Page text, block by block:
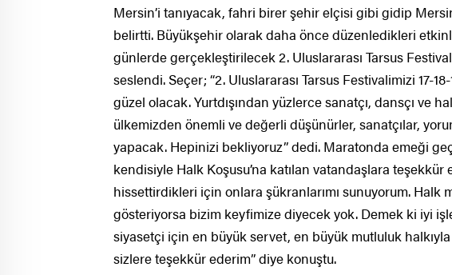
Mersin’i tanıyacak, fahri birer şehir elçisi gibi gidip
belirtti. Büyükşehir olarak daha önce düzenledikleri
günlerde gerçekleştirilecek 2. Uluslararası Tarsus
seslendi. Seçer; “2. Uluslararası Tarsus Festivalimizi 17-
güzel olacak. Yurtdışından yüzlerce sanatçı, dansçı ve
ülkemizden önemli ve değerli düşünürler, sanatçılar,
yapacak. Hepinizi bekliyoruz” dedi. Maratonda emeği
kendisiyle Halk Koşusu’na katılan vatandaşlara
hissettirdikleri için onlara şükranlarımı sunuyorum. Halk
gösteriyorsa bizim keyfimize diyecek yok. Demek ki iyi
siyasetçi için en büyük servet, en büyük mutluluk halkıyla
sizlere teşekkür ederim” diye konuştu.